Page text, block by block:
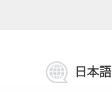
日本語